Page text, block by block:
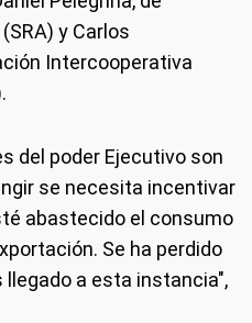
y Carlos
Intercooperativa
del poder Ejecutivo son
se necesita incentivar
abastecido el consumo
Se ha perdido
llegado a esta instancia",